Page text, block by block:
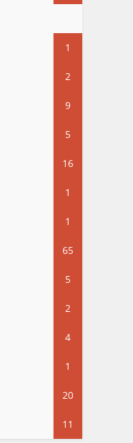
1
2
9
5
16
1
1
65
5
2
4
1
20
11